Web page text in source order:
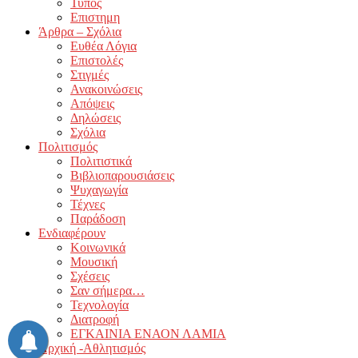
Τύπος
Επιστημη
Άρθρα – Σχόλια
Ευθέα Λόγια
Επιστολές
Στιγμές
Ανακοινώσεις
Απόψεις
Δηλώσεις
Σχόλια
Πολιτισμός
Πολιτιστικά
Βιβλιοπαρουσιάσεις
Ψυχαγωγία
Τέχνες
Παράδοση
Ενδιαφέρουν
Κοινωνικά
Μουσική
Σχέσεις
Σαν σήμερα…
Τεχνολογία
Διατροφή
ΕΓΚΑΙΝΙΑ ΕΝΑΟΝ ΛΑΜΙΑ
Αρχική -Αθλητισμός